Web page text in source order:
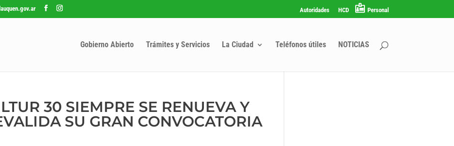
Autoridades HCD Personal
Gobierno Abierto Trámites y Servicios La Ciudad Teléfonos útiles NOTICIAS
30 SIEMPRE SE RENUEVA Y
SU GRAN CONVOCATORIA